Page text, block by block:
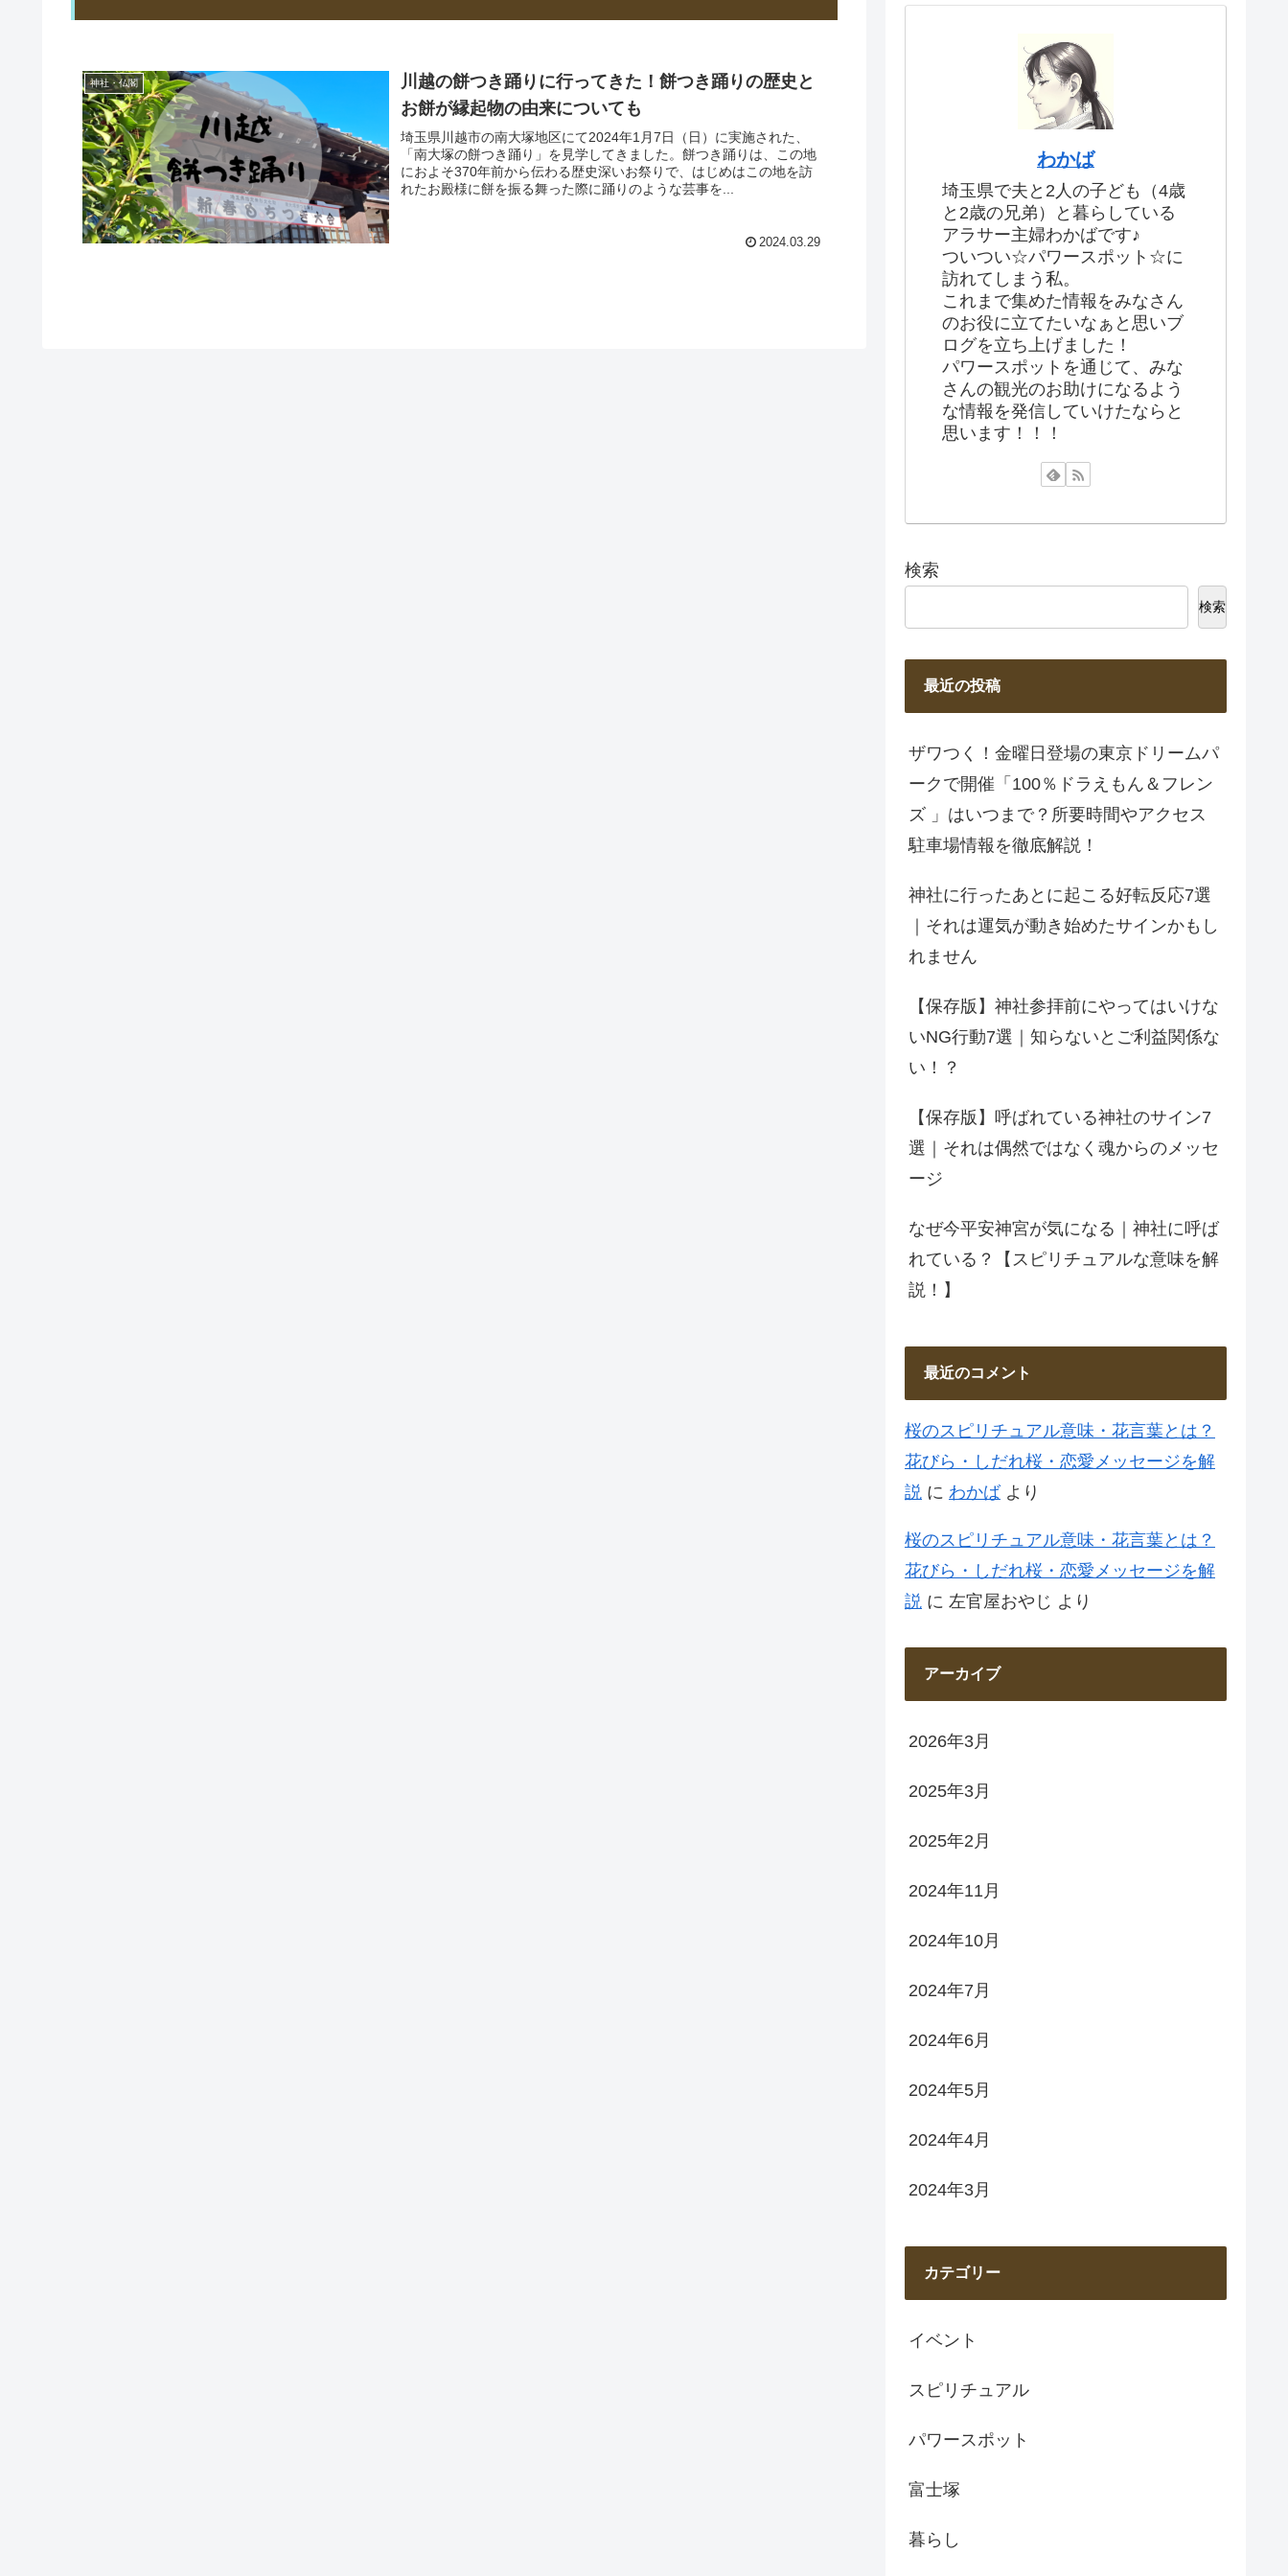
神社・仏閣
川越の餅つき踊りに行ってきた！餅つき踊りの歴史と
お餅が縁起物の由来についても
埼玉県川越市の南大塚地区にて2024年1月7日（日）に実施された、
「南大塚の餅つき踊り」を見学してきました。餅つき踊りは、この地
におよそ370年前から伝わる歴史深いお祭りで、はじめはこの地を訪
れたお殿様に餅を振る舞った際に踊りのような芸事を...
2024.03.29
わかば
埼玉県で夫と2人の子ども（4歳
と2歳の兄弟）と暮らしている
アラサー主婦わかばです♪
ついつい☆パワースポット☆に
訪れてしまう私。
これまで集めた情報をみなさん
のお役に立てたいなぁと思いブ
ログを立ち上げました！
パワースポットを通じて、みな
さんの観光のお助けになるよう
な情報を発信していけたならと
思います！！！
検索
検索
最近の投稿
ザワつく！金曜日登場の東京ドリームパ
ークで開催「100％ドラえもん＆フレン
ズ 」はいつまで？所要時間やアクセス
駐車場情報を徹底解説！
神社に行ったあとに起こる好転反応7選
｜それは運気が動き始めたサインかもし
れません
【保存版】神社参拝前にやってはいけな
いNG行動7選｜知らないとご利益関係な
い！？
【保存版】呼ばれている神社のサイン7
選｜それは偶然ではなく魂からのメッセ
ージ
なぜ今平安神宮が気になる｜神社に呼ば
れている？【スピリチュアルな意味を解
説！】
最近のコメント
桜のスピリチュアル意味・花言葉とは？
花びら・しだれ桜・恋愛メッセージを解
説 に わかばより
桜のスピリチュアル意味・花言葉とは？
花びら・しだれ桜・恋愛メッセージを解
説 に 左官屋おやじ より
アーカイブ
2026年3月
2025年3月
2025年2月
2024年11月
2024年10月
2024年7月
2024年6月
2024年5月
2024年4月
2024年3月
カテゴリー
イベント
スピリチュアル
パワースポット
富士塚
暮らし